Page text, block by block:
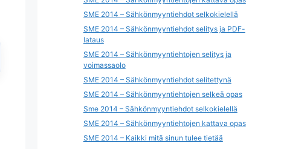
SME 2014 – Sähkönmyyntiehdot selkokielellä
SME 2014 – Sähkönmyyntiehdot selitys ja PDF-
lataus
SME 2014 – Sähkönmyyntiehtojen selitys ja
voimassaolo
SME 2014 – Sähkönmyyntiehdot selitettynä
SME 2014 – Sähkönmyyntiehtojen selkeä opas
Sme 2014 – Sähkönmyyntiehdot selkokielellä
SME 2014 – Sähkönmyyntiehtojen kattava opas
SME 2014 – Kaikki mitä sinun tulee tietää